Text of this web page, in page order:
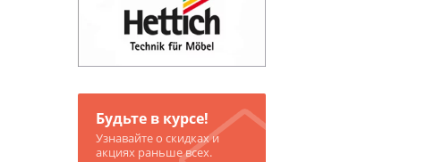
Будьте в курсе!
Узнавайте о скидках и
акциях раньше всех.